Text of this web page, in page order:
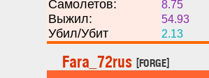
Самолетов: 8.75
Выжил: 54.93
Убил/Убит 2.13